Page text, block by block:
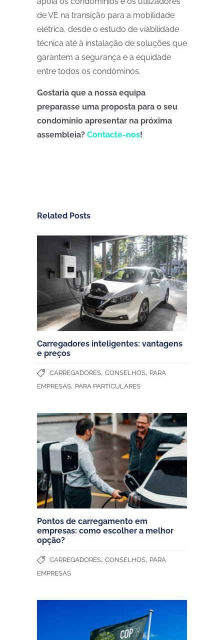
de VE na transição para a mobilidade
elétrica, desde o estudo de viabilidade
técnica até à instalação de soluções que
garantem a segurança e a equidade
entre todos os condóminos.
Gostaria que a nossa equipa
preparasse uma proposta para o seu
condomínio apresentar na próxima
assembleia? Contacte-nos!
Related Posts
Carregadores inteligentes: vantagens
e preços
CARREGADORES, CONSELHOS, PARA
EMPRESAS, PARA PARTICULARES
Pontos de carregamento em
empresas: como escolher a melhor
opção?
CARREGADORES, CONSELHOS, PARA
EMPRESAS